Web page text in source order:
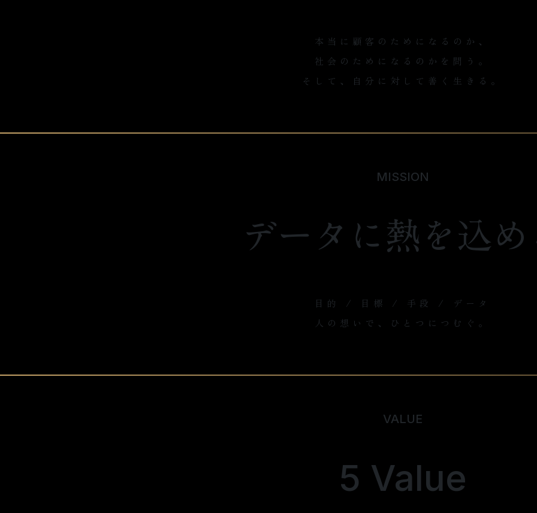
本当に顧客のためになるのか、
社会のためになるのかを問う。
そして、自分に対して善く生きる。
MISSION
データに熱を込め
目的 / 目標 / 手段 / データ
人の想いで、ひとつにつむぐ。
VALUE
5 Value